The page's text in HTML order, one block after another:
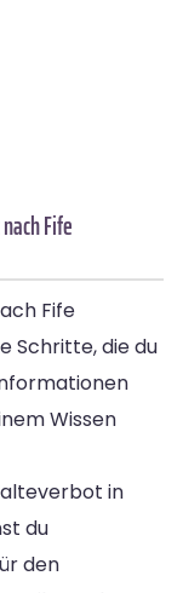
Fife
Fife
Schritte, die du
Wissen
in
du
den